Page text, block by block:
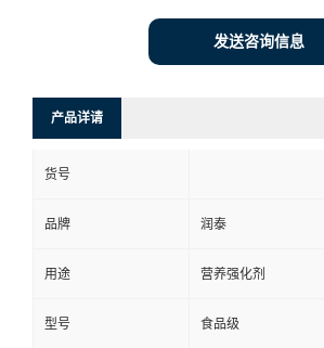
发送咨询信息
产品详请
货号
品牌 润泰
用途 营养强化剂
型号 食品级